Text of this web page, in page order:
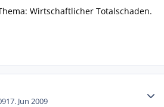
Wirtschaftlicher Totalschaden.
17. Jun 2009